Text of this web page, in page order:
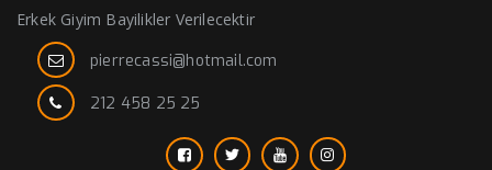
Erkek Giyim Bayilikler Verilecektir
pierrecassi@hotmail.com
212 458 25 25